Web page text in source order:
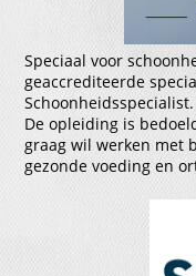
Speciaal voor
geaccrediteerde
Schoonheidsspecialist.
De opleiding is
graag wil werken met
gezonde voeding en